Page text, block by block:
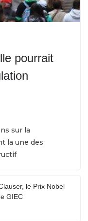
pourrait
sur la
la une des
le Prix Nobel
GIEC